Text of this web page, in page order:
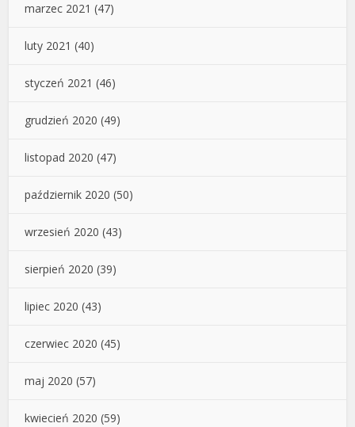
marzec 2021 (47)
luty 2021 (40)
styczeń 2021 (46)
grudzień 2020 (49)
listopad 2020 (47)
październik 2020 (50)
wrzesień 2020 (43)
sierpień 2020 (39)
lipiec 2020 (43)
czerwiec 2020 (45)
maj 2020 (57)
kwiecień 2020 (59)